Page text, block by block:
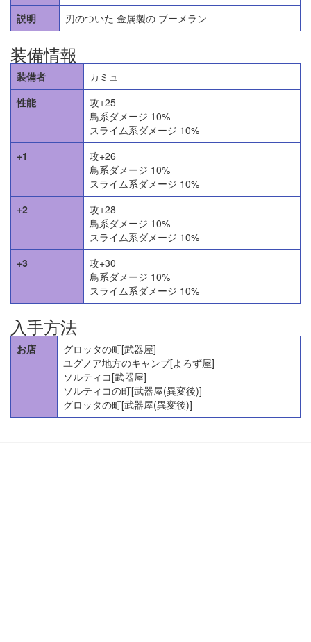
説明
刃のついた 金属製の ブーメラン
装備情報
装備者
カミュ
性能
攻+25
鳥系ダメージ 10%
スライム系ダメージ 10%
+1
攻+26
鳥系ダメージ 10%
スライム系ダメージ 10%
+2
攻+28
鳥系ダメージ 10%
スライム系ダメージ 10%
+3
攻+30
鳥系ダメージ 10%
スライム系ダメージ 10%
入手方法
お店
グロッタの町[武器屋]
ユグノア地方のキャンプ[よろず屋]
ソルティコ[武器屋]
ソルティコの町[武器屋(異変後)]
グロッタの町[武器屋(異変後)]